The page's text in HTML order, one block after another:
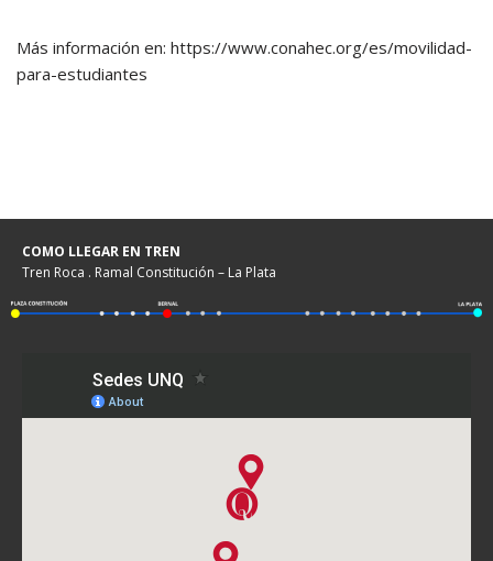
Más información en: https://www.conahec.org/es/movilidad-
para-estudiantes
COMO LLEGAR EN TREN
Tren Roca . Ramal Constitución – La Plata